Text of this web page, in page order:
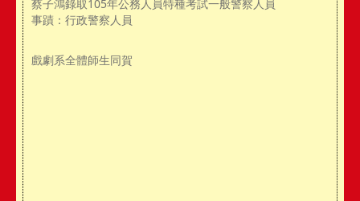
蔡子鴻錄取105年公務人員特種考試一般警察人員
事蹟：行政警察人員
戲劇系全體師生同賀